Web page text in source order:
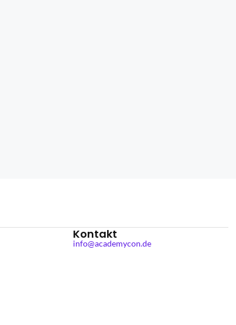
Kontakt
info@academycon.de